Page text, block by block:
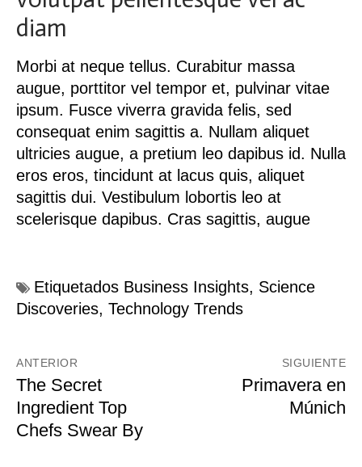
diam
Morbi at neque tellus. Curabitur massa
augue, porttitor vel tempor et, pulvinar vitae
ipsum. Fusce viverra gravida felis, sed
consequat enim sagittis a. Nullam aliquet
ultricies augue, a pretium leo dapibus id. Nulla
eros eros, tincidunt at lacus quis, aliquet
sagittis dui. Vestibulum lobortis leo at
scelerisque dapibus. Cras sagittis, augue
Etiquetados Business Insights, Science
Discoveries, Technology Trends
Navegación
de
entradas
ANTERIOR
Entrada
anterior:
The Secret
Ingredient Top
Chefs Swear By
SIGUIENTE
Entrada
siguiente:
Primavera en
Múnich